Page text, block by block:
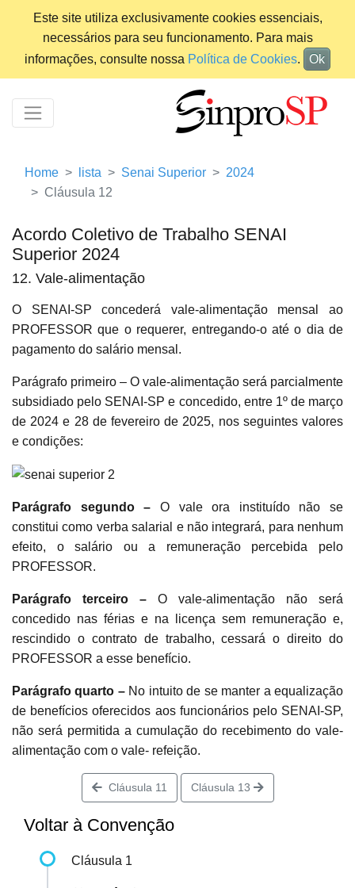
Este site utiliza exclusivamente cookies essenciais,
necessários para seu funcionamento. Para mais
informações, consulte nossa Política de Cookies. Ok
Home lista Senai Superior
2024
Cláusula 12
Acordo Coletivo de Trabalho SENAI
Superior 2024
12. Vale-alimentação
O SENAI-SP concederá vale-alimentação mensal ao
PROFESSOR que o requerer, entregando-o até o dia de
pagamento do salário mensal.
Parágrafo primeiro – O vale-alimentação será parcialmente
subsidiado pelo SENAI-SP e concedido, entre 1º de março
de 2024 e 28 de fevereiro de 2025, nos seguintes valores
e condições:
Parágrafo segundo – O vale ora instituído não se
constitui como verba salarial e não integrará, para nenhum
efeito, o salário ou a remuneração percebida pelo
PROFESSOR.
Parágrafo terceiro – O vale-alimentação não será
concedido nas férias e na licença sem remuneração e,
rescindido o contrato de trabalho, cessará o direito do
PROFESSOR a esse benefício.
Parágrafo quarto – No intuito de se manter a equalização
de benefícios oferecidos aos funcionários pelo SENAI-SP,
não será permitida a cumulação do recebimento do vale-
alimentação com o vale- refeição.
Cláusula 11 Cláusula 13
Voltar à Convenção
Cláusula 1